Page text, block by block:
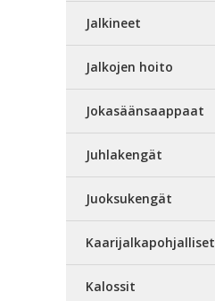
Jalkineet
Jalkojen hoito
Jokasäänsaappaat
Juhlakengät
Juoksukengät
Kaarijalkapohjalliset
Kalossit